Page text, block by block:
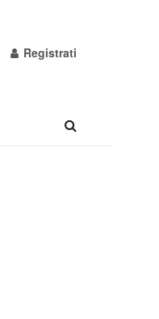
Registrati